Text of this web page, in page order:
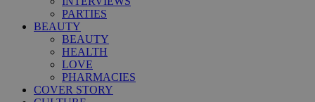
PARTIES
BEAUTY
BEAUTY
HEALTH
LOVE
PHARMACIES
COVER STORY